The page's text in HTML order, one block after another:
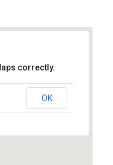
correctly.
OK